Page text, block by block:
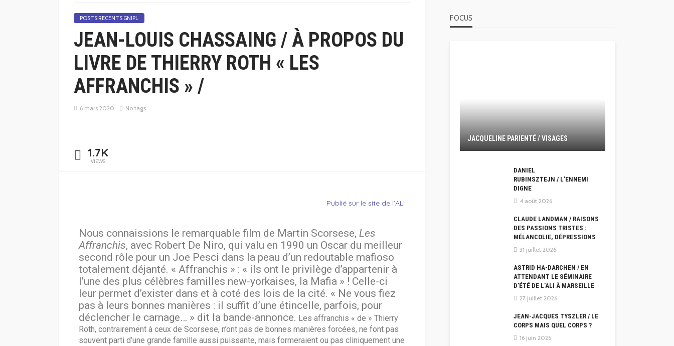
POSTS RECENTS GNIPL
JEAN-LOUIS CHASSAING / À PROPOS DU
LIVRE DE THIERRY ROTH « LES
AFFRANCHIS » /
6 mars 2020 No tags
1.7K
VIEWS
Publié sur le site de l’ALI
Nous connaissions le remarquable film de Martin Scorsese, Les
Affranchis, avec Robert De Niro, qui valu en 1990 un Oscar du meilleur
second rôle pour un Joe Pesci dans la peau d’un redoutable mafioso
totalement déjanté. « Affranchis » : « ils ont le privilège d’appartenir à
l’une des plus célèbres familles new-yorkaises, la Mafia » ! Celle-ci
leur permet d’exister dans et à coté des lois de la cité. « Ne vous fiez
pas à leurs bonnes manières : il suffit d’une étincelle, parfois, pour
déclencher le carnage… » dit la bande-annonce. Les affranchis « de » Thierry
Roth, contrairement à ceux de Scorsese, n’ont pas de bonnes manières forcées, ne font pas
souvent parti d’une grande famille aussi puissante, mais formeraient ou pas cliniquement une
FOCUS
JACQUELINE PARIENTÉ / VISAGES
DANIEL
RUBINSZTEJN / L’ENNEMI
DIGNE
4 août 2026
CLAUDE LANDMAN / RAISONS
DES PASSIONS TRISTES :
MÉLANCOLIE, DÉPRESSIONS
31 juillet 2026
ASTRID HA-DARCHEN / EN
ATTENDANT LE SÉMINAIRE
D’ÉTÉ DE L’ALI À MARSEILLE
27 juillet 2026
JEAN-JACQUES TYSZLER / LE
CORPS MAIS QUEL CORPS ?
16 juin 2026